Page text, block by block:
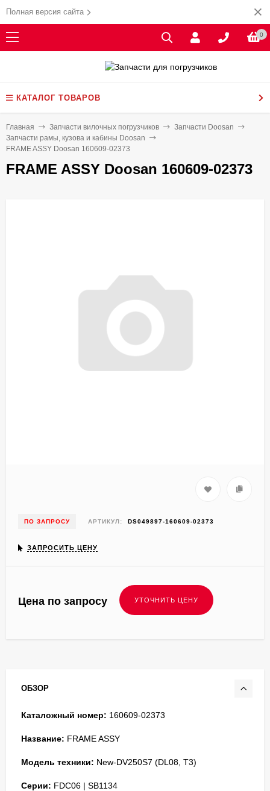
Полная версия сайта
0
КАТАЛОГ ТОВАРОВ
Главная Запчасти вилочных погрузчиков
Запчасти Doosan
Запчасти рамы, кузова и кабины Doosan
FRAME ASSY Doosan 160609-02373
FRAME ASSY Doosan 160609-02373
ПО ЗАПРОСУ АРТИКУЛ: DS049897-160609-02373
ЗАПРОСИТЬ ЦЕНУ
Цена по запросу
ОБЗОР
Каталожный номер: 160609-02373
Название: FRAME ASSY
Модель техники: New-DV250S7 (DL08, T3)
Серии: FDC06 | SB1134